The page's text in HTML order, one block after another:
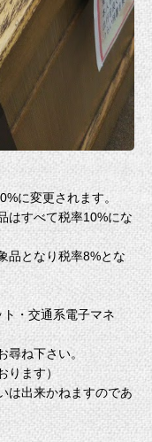
に変更されます。
はすべて税率10%にな
品となり税率8%とな
・交通系電子マネ
尋ね下さい。
ります）
は出来かねますのであ